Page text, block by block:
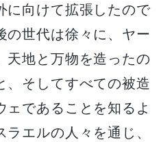
に向けて拡張したので
の世代は徐々に、ヤー
天地と万物を造ったの
、そしてすべての被造
ェであることを知るよ
エルの人々を通じ、